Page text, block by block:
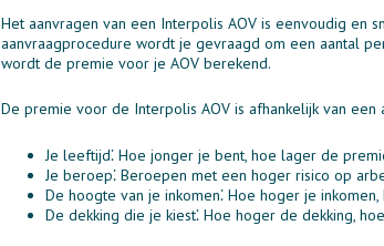
Het aanvragen van een Interpolis AOV is eenvoudig en
aanvraagprocedure wordt je gevraagd om een aantal
wordt de premie voor je AOV berekend.
De premie voor de Interpolis AOV is afhankelijk van een
Je leeftijd⁚ Hoe jonger je bent, hoe lager de
Je beroep⁚ Beroepen met een hoger risico op
De hoogte van je inkomen⁚ Hoe hoger je
De dekking die je kiest⁚ Hoe hoger de dekking,